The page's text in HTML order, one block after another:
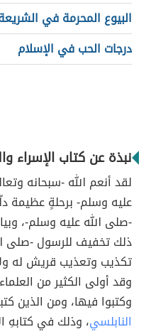
البيوع المحرمة في
درجات الحب في الإسلام
نبذة عن كتاب الإسراء
لقد أنعم الله -سبحانه
عليه وسلم- برحلةٍ عظيمة
-صلى الله عليه وسلم-،
ذلك تخفيف للرسول -صلى
تكذيب وتعذيب قريش له
وقد أولى الكثير من
وكتبوا فيها، ومن الذين
النابلسي، وذلك في كتابهِ